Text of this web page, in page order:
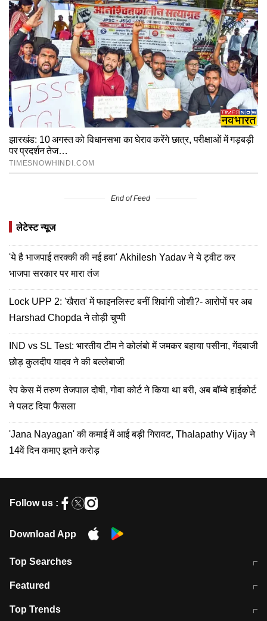
End of Feed
लेटेस्ट न्यूज
'ये है भाजपाई तरक्की की नई हवा' Akhilesh Yadav ने ये ट्वीट कर
भाजपा सरकार पर मारा तंज
Lock UPP 2: 'खैरात' में फाइनलिस्ट बनीं शिवांगी जोशी?- आरोपों पर अब
Harshad Chopda ने तोड़ी चुप्पी
IND vs SL Test: भारतीय टीम ने कोलंबो में जमकर बहाया पसीना, गेंदबाजी
छोड़ कुलदीप यादव ने की बल्लेबाजी
रेप केस में तरुण तेजपाल दोषी, गोवा कोर्ट ने किया था बरी, अब बॉम्बे हाईकोर्ट
ने पलट दिया फैसला
'Jana Nayagan' की कमाई में आई बड़ी गिरावट, Thalapathy Vijay ने
14वें दिन कमाए इतने करोड़
Follow us :
Download App
Top Searches
भरत तिवारी कथित एनकाउंटर मामले में बड़ी
Featured
स्पेन में प्रवासियों का सैलाब! मोरक्को से
Top Trends